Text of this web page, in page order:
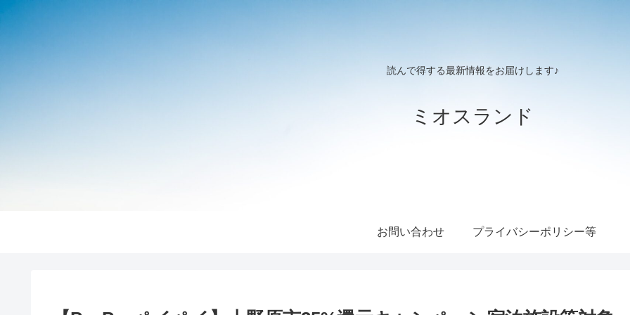
読んで得する最新情報をお届けします♪
ミオスランド
お問い合わせ プライバシーポリシー等